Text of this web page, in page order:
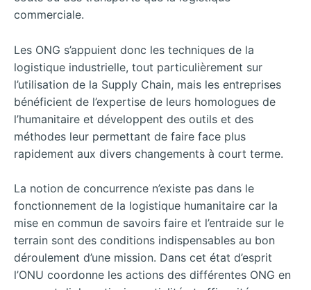
commerciale.
Les ONG s’appuient donc les techniques de la
logistique industrielle, tout particulièrement sur
l’utilisation de la Supply Chain, mais les entreprises
bénéficient de l’expertise de leurs homologues de
l’humanitaire et développent des outils et des
méthodes leur permettant de faire face plus
rapidement aux divers changements à court terme.
La notion de concurrence n’existe pas dans le
fonctionnement de la logistique humanitaire car la
mise en commun de savoirs faire et l’entraide sur le
terrain sont des conditions indispensables au bon
déroulement d’une mission. Dans cet état d’esprit
l’ONU coordonne les actions des différentes ONG en